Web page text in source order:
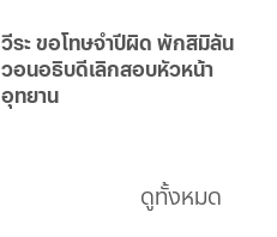
วีระ ขอโทษจำปีผิด พักสิมิลัน
วอนอธิบดีเลิกสอบหัวหน้า
อุทยาน
ดูทั้งหมด